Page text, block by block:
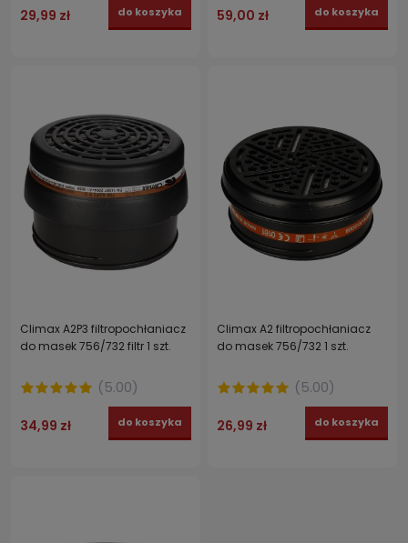
29,99 zł do koszyka 59,00 zł do koszyka
Climax A2P3 filtropochłaniacz
do masek 756/732 filtr 1 szt.
(5.00)
34,99 zł do koszyka
Climax A2 filtropochłaniacz
do masek 756/732 1 szt.
(5.00)
26,99 zł do koszyka